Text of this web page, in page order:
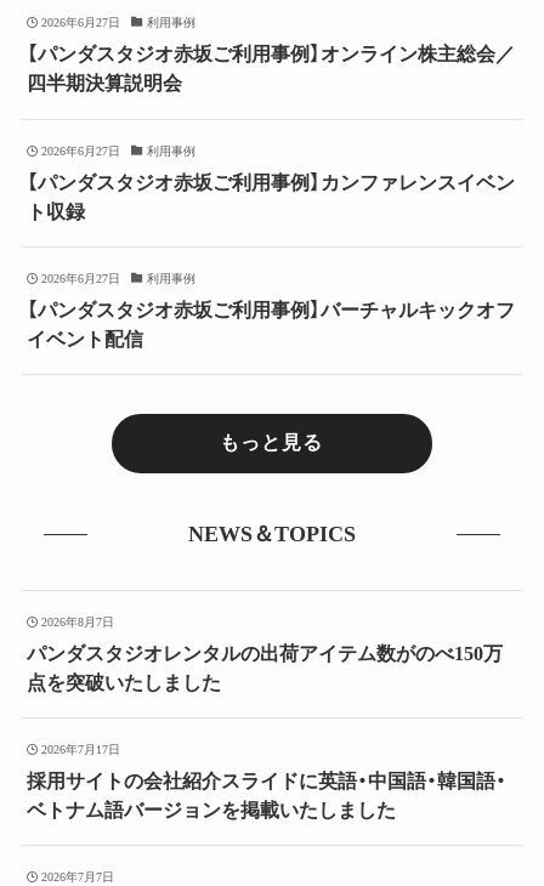
2026年6月27日 利用事例
【パンダスタジオ赤坂ご利用事例】オンライン株主総会／
四半期決算説明会
2026年6月27日 利用事例
【パンダスタジオ赤坂ご利用事例】カンファレンスイベン
ト収録
2026年6月27日 利用事例
【パンダスタジオ赤坂ご利用事例】バーチャルキックオフ
イベント配信
もっと見る
NEWS＆TOPICS
2026年8月7日
パンダスタジオレンタルの出荷アイテム数がのべ150万
点を突破いたしました
2026年7月17日
採用サイトの会社紹介スライドに英語・中国語・韓国語・
ベトナム語バージョンを掲載いたしました
2026年7月7日